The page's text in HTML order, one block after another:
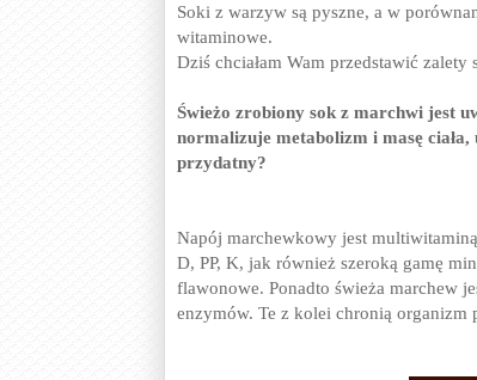
Soki z warzyw są pyszne, a w
witaminowe.
Dziś chciałam Wam przedstawić zalety
Świeżo zrobiony sok z marchwi jest
normalizuje metabolizm i masę
przydatny?
Napój marchewkowy jest
D, PP, K, jak również szeroką gamę
flawonowe. Ponadto świeża marchew
enzymów. Te z kolei chronią organizm